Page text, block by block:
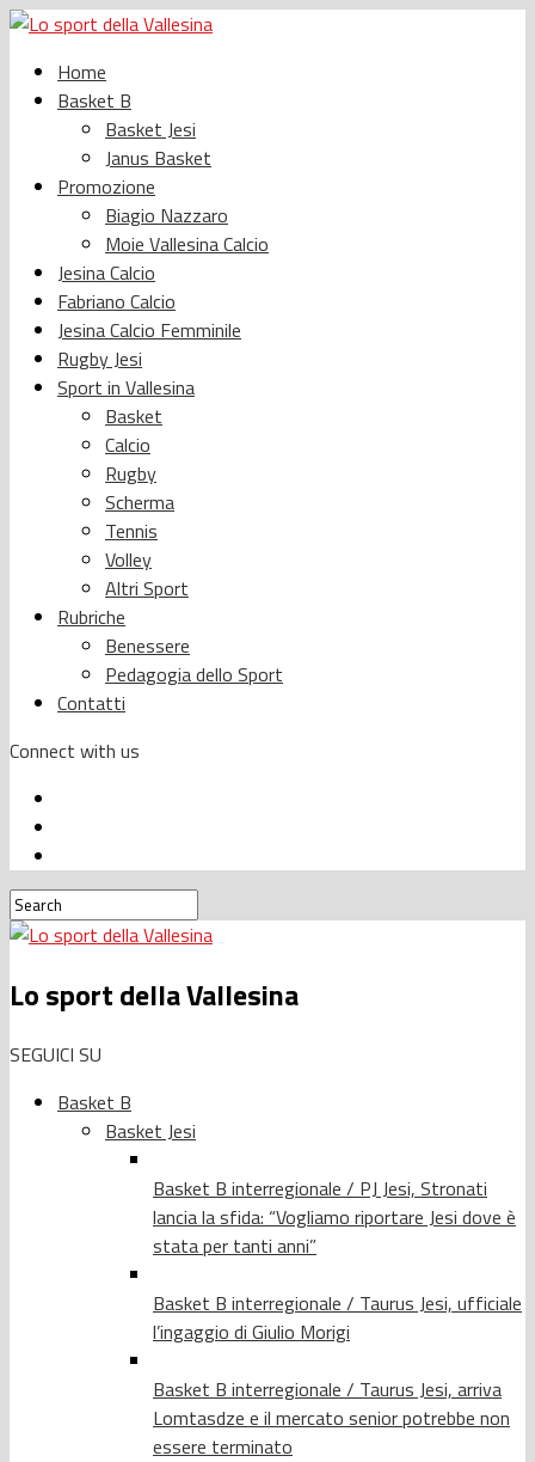
Home
Basket B
Basket Jesi
Janus Basket
Promozione
Biagio Nazzaro
Moie Vallesina Calcio
Jesina Calcio
Fabriano Calcio
Jesina Calcio Femminile
Rugby Jesi
Sport in Vallesina
Basket
Calcio
Rugby
Scherma
Tennis
Volley
Altri Sport
Rubriche
Benessere
Pedagogia dello Sport
Contatti
Connect with us
Lo sport della Vallesina
SEGUICI SU
Basket B
Basket Jesi
Basket B interregionale / PJ Jesi, Stronati
lancia la sfida: “Vogliamo riportare Jesi dove è
stata per tanti anni”
Basket B interregionale / Taurus Jesi, ufficiale
l’ingaggio di Giulio Morigi
Basket B interregionale / Taurus Jesi, arriva
Lomtasdze e il mercato senior potrebbe non
essere terminato